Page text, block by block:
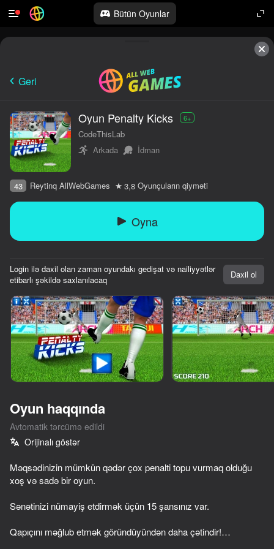
Bütün Oyunlar
Cihazı döndərin
Oyun yalnız üfüqi
rejimdə işləyir
Basket Random
Ragdoll Football 2 players
Soccer Dash
Sausage Flip
Geri
Oyun Penalty Kicks 6+
CodeThisLab
Arkada
İdman
43 Reytinq AllWebGames 3,8 Oyunçuların qiyməti
Oyna
Login ilə daxil olan zaman oyundakı gedişat və nailiyyətlər
etibarlı şəkildə saxlanılacaq
Daxil ol
Oyun haqqında
Avtomatik tərcümə edildi
Orijinalı göstər
Məqsədinizin mümkün qədər çox penalti topu vurmaq olduğu
xoş və sadə bir oyun.
Sənətinizi nümayiş etdirmək üçün 15 şansınız var.
Qapıçını məğlub etmək göründüyündən daha çətindir!